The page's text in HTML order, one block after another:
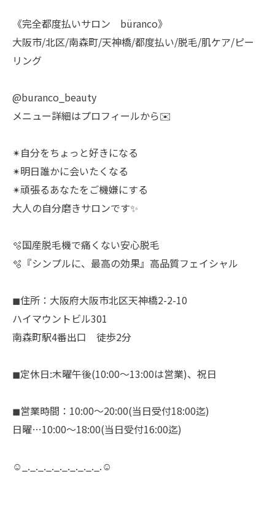
《完全都度払いサロン büranco》
大阪市/北区/南森町/天神橋/都度払い/脱毛/肌ケア/ピー
リング
@buranco_beauty
メニュー詳細はプロフィールから✉️
✴︎自分をちょっと好きになる
✴︎明日誰かに会いたくなる
✴︎頑張るあなたをご機嫌にする
大人の自分磨きサロンです✨
🫧国産脱毛機で痛くない安心脱毛
🫧『シンプルに、最高の効果』高品質フェイシャル
◼︎住所：大阪府大阪市北区天神橋2-2-10
ハイマウントビル301
南森町駅4番出口 徒歩2分
◼︎定休日:木曜午後(10:00〜13:00は営業)、祝日
◼︎営業時間：10:00〜20:00(当日受付18:00迄)
日曜…10:00〜18:00(当日受付16:00迄)
☺︎_._._._._._._._._._.☺︎